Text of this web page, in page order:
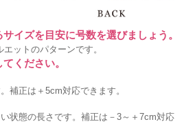
イズを目安に号数を選びましょう。
エットのパターンです。
ください。
補正は＋5cm対応できます。
状態の長さです。補正は－3～＋7cm対応